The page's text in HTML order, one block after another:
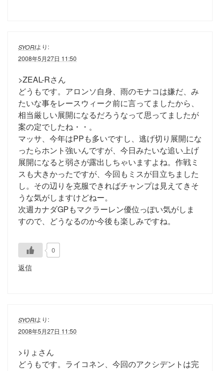
SYORIより:
2008年5月27日 11:50
>ZEAL-Rさん
どうもです。アロンソ自身、雨のモナコは嫌だ、み
たいな事をレースウィーク前に言ってましたから、
相当厳しい展開になるだろうなって思ってましたが
案の定でしたね・・。
マッサ、今年はPPも多いですし、逃げ切り展開にな
ったらホント強いんですが、今日みたいな追い上げ
展開になると弱さが露出しちゃいますよね。作戦ミ
スも大きかったですが、今回もミスが目立ちました
し。その辺りを克服できればチャンプは見えてきそ
うな気がしますけどねー。
次週カナダGPもマクラーレン優位っぽい気がしま
すので、どうなるのか今後も楽しみですね。
0
返信
SYORIより:
2008年5月27日 11:50
>りょさん
どうもです。ライコネン、今回のアクシデントは完